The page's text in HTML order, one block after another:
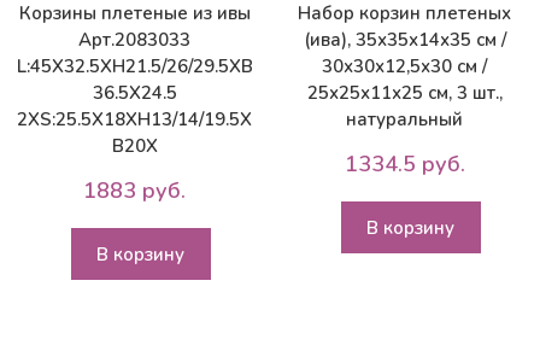
Корзины плетеные из ивы
Арт.2083033
L:45X32.5XH21.5/26/29.5XB
36.5X24.5
2XS:25.5X18XH13/14/19.5X
B20X
1883 руб.
В корзину
Набор корзин плетеных
(ива), 35х35х14х35 см /
30х30х12,5х30 см /
25х25х11х25 см, 3 шт.,
натуральный
1334.5 руб.
В корзину